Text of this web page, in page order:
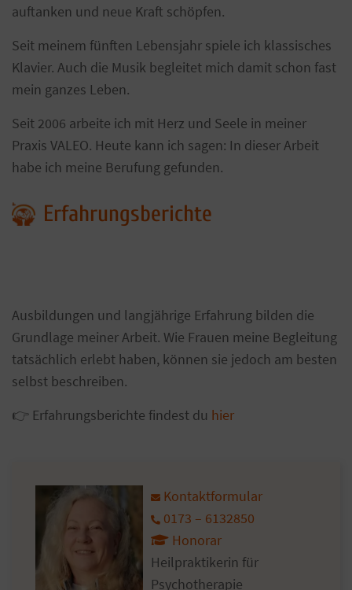
auftanken und neue Kraft schöpfen.
Seit meinem fünften Lebensjahr spiele ich klassisches
Klavier. Auch die Musik begleitet mich damit schon fast
mein ganzes Leben.
Seit 2006 arbeite ich mit Herz und Seele in meiner
Praxis VALEO. Heute kann ich sagen: In dieser Arbeit
habe ich meine Berufung gefunden.
Erfahrungsberichte
Ausbildungen und langjährige Erfahrung bilden die
Grundlage meiner Arbeit. Wie Frauen meine Begleitung
tatsächlich erlebt haben, können sie jedoch am besten
selbst beschreiben.
👉 Erfahrungsberichte findest du hier
Kontaktformular
0173 – 6132850
Honorar
Heilpraktikerin für
Psychotherapie